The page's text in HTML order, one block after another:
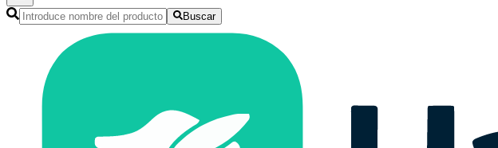
Buscar